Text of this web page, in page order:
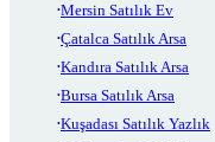
Mersin Satılık Ev
Çatalca Satılık Arsa
Kandıra Satılık Arsa
Bursa Satılık Arsa
Kuşadası Satılık Yazlık